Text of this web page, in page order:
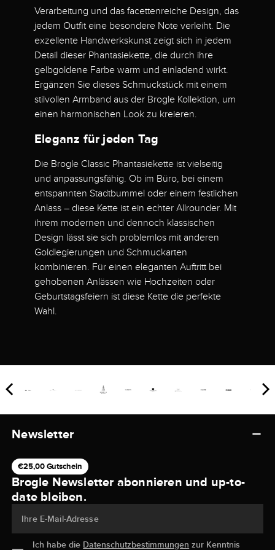
Verarbeitung und das facettenreiche Design, das
jedem Outfit eine besondere Note verleiht. Die
exzellente Handwerkskunst zeigt sich in jedem
Detail dieser Phantasiekette, die durch ihre
gelbgoldene Farbe warm und einladend wirkt.
Ergänzen Sie dieses Schmuckstück mit einem
stilvollen Armband aus der Brogle Kollektion, um
einen harmonischen Look zu kreieren.
Eleganz für jeden Tag
Die Brogle Classic Phantasiekette ist vielseitig
und anpassungsfähig. Ob im Büro, bei einem
entspannten Stadtbummel oder einem festlichen
Anlass – diese Kette ist ein echter Allrounder. Mit
ihrem modernen und dennoch klassischen
Design lässt sie sich problemlos mit anderen
Goldlegierungen und Schmuckarten
kombinieren. Für einen eleganten Auftritt bei
gehobenen Anlässen wie Hochzeiten oder
Geburtstagsfeiern ist diese Kette die perfekte
Wahl.
Newsletter
€25,00 Gutschein
Brogle Newsletter abonnieren und up-to-
date bleiben.
Ihre E-Mail-Adresse
Ich habe die Datenschutzbestimmungen zur Kenntnis